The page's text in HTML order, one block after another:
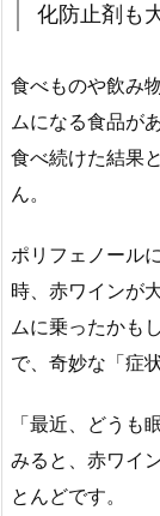
化防止剤も
食べものや飲み
ムになる食品が
食べ続けた結果
ん。
ポリフェノール
時、赤ワインが
ムに乗ったかも
で、奇妙な「症
「最近、どうも
みると、赤ワイ
とんどです。